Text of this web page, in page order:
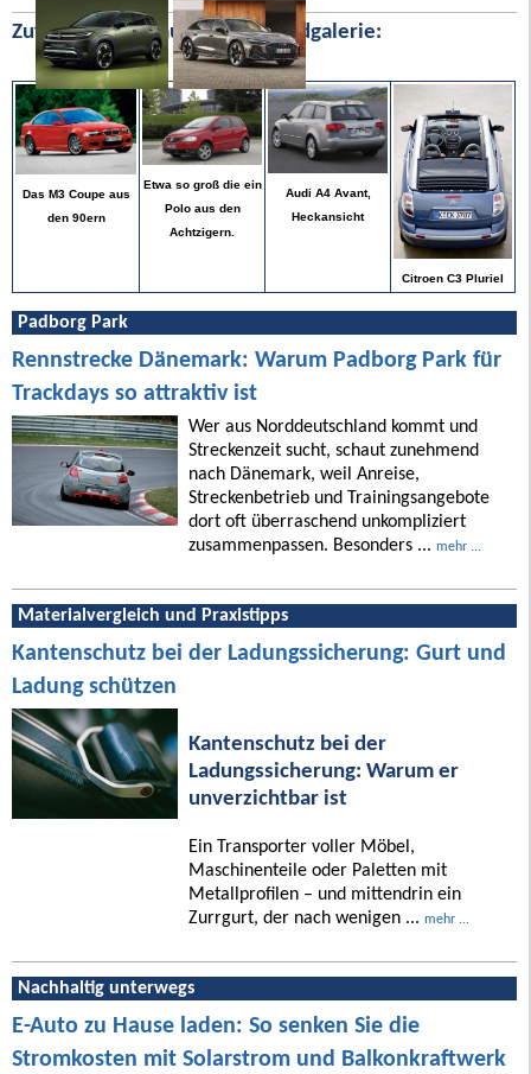
Zufällige Bilder aus unserer Bildgalerie:
Das M3 Coupe aus
den 90ern
Etwa so groß die ein
Polo aus den
Achtzigern.
Audi A4 Avant,
Heckansicht
Citroen C3 Pluriel
Padborg Park
Rennstrecke Dänemark: Warum Padborg Park für
Trackdays so attraktiv ist
Wer aus Norddeutschland kommt und
Streckenzeit sucht, schaut zunehmend
nach Dänemark, weil Anreise,
Streckenbetrieb und Trainingsangebote
dort oft überraschend unkompliziert
zusammenpassen. Besonders ... mehr ...
Materialvergleich und Praxistipps
Kantenschutz bei der Ladungssicherung: Gurt und
Ladung schützen
Kantenschutz bei der
Ladungssicherung: Warum er
unverzichtbar ist
Ein Transporter voller Möbel,
Maschinenteile oder Paletten mit
Metallprofilen – und mittendrin ein
Zurrgurt, der nach wenigen ... mehr ...
Nachhaltig unterwegs
E-Auto zu Hause laden: So senken Sie die
Stromkosten mit Solarstrom und Balkonkraftwerk